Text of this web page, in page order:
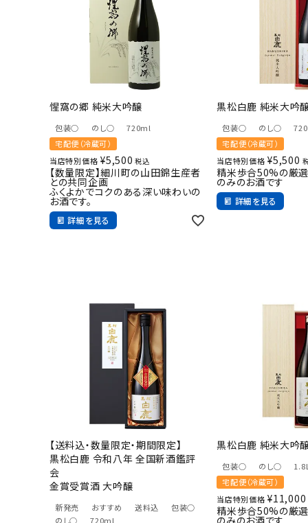
惺窩の郷 純米大吟醸
包装○ のし○
720ml
宅配便（冷蔵可）
当店特別価格 ¥5,500 税込
【数量限定】細川町の山田錦生産者
との共同企画
ふくよかでコクのある深い味わいの
お酒です。
詳細を見る
黒松白鹿 純米大吟
包装○ のし○
宅配便（冷蔵可）
当店特別価格 ¥5,500
精米歩合50%の厳
のみのお酒です
詳細を見る
【送料込・数量限定・期間限定】
黒松白鹿 令和八年 全国新酒鑑評
会
金賞受賞酒 大吟醸
新発売 おすすめ 送料込
包装○
のし○
720ml
黒松白鹿 純米大吟
包装○ のし○
宅配便（冷蔵可）
当店特別価格 ¥11,000
精米歩合50%の厳